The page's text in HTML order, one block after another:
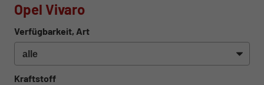
Opel Vivaro
Verfügbarkeit, Art
Kraftstoff